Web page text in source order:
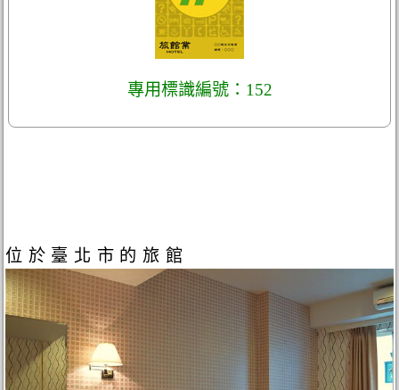
專用標識編號：152
位於臺北市的旅館